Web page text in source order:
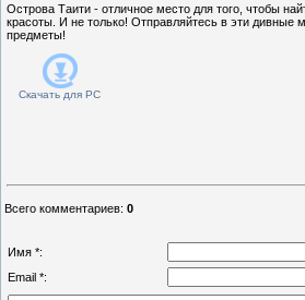
Острова Таити - отличное место для того, чтобы
красоты. И не только! Отправляйтесь в эти дивные
предметы!
Скачать для PC
Всего комментариев: 0
Имя *:
Email *: